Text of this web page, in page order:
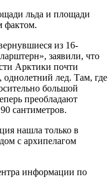
льда и площади
фактом.
из 16-
заявили, что
Арктики почти
однолетний лед. Там, где
большой
преобладают
сантиметров.
нашла только в
с архипелагом
информации по